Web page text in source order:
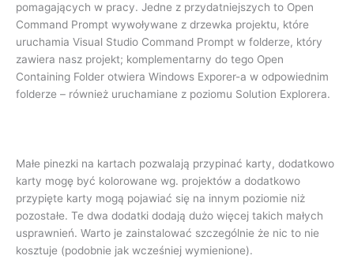
pomagających w pracy. Jedne z przydatniejszych to Open
Command Prompt wywoływane z drzewka projektu, które
uruchamia Visual Studio Command Prompt w folderze, który
zawiera nasz projekt; komplementarny do tego Open
Containing Folder otwiera Windows Exporer-a w odpowiednim
folderze – również uruchamiane z poziomu Solution Explorera.
Małe pinezki na kartach pozwalają przypinać karty, dodatkowo
karty mogę być kolorowane wg. projektów a dodatkowo
przypięte karty mogą pojawiać się na innym poziomie niż
pozostałe. Te dwa dodatki dodają dużo więcej takich małych
usprawnień. Warto je zainstalować szczególnie że nic to nie
kosztuje (podobnie jak wcześniej wymienione).